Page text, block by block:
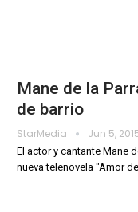
Mane de la
de barrio
StarMedia Jun 5,
El actor y cantante Mane
nueva telenovela "Amor